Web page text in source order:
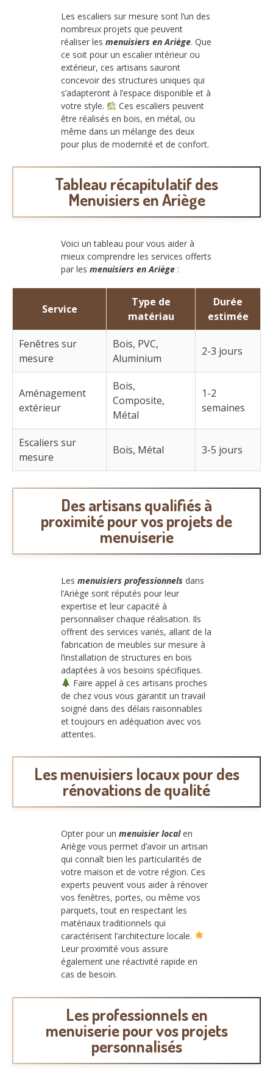
Les escaliers sur mesure sont l’un des
nombreux projets que peuvent
réaliser les menuisiers en Ariège. Que
ce soit pour un escalier intérieur ou
extérieur, ces artisans sauront
concevoir des structures uniques qui
s’adapteront à l’espace disponible et à
votre style.
Ces escaliers peuvent
être réalisés en bois, en métal, ou
même dans un mélange des deux
pour plus de modernité et de confort.
Tableau récapitulatif des
Menuisiers en Ariège
Voici un tableau pour vous aider à
mieux comprendre les services offerts
par les menuisiers en Ariège :
Service
Type de
matériau
Durée
estimée
Fenêtres sur
mesure
Bois, PVC,
Aluminium
2-3 jours
Aménagement
extérieur
Bois,
Composite,
Métal
1-2
semaines
Escaliers sur
mesure
Bois, Métal 3-5 jours
Des artisans qualifiés à
proximité pour vos projets de
menuiserie
Les menuisiers professionnels dans
l’Ariège sont réputés pour leur
expertise et leur capacité à
personnaliser chaque réalisation. Ils
offrent des services variés, allant de la
fabrication de meubles sur mesure à
l’installation de structures en bois
adaptées à vos besoins spécifiques.
Faire appel à ces artisans proches
de chez vous vous garantit un travail
soigné dans des délais raisonnables
et toujours en adéquation avec vos
attentes.
Les menuisiers locaux pour des
rénovations de qualité
Opter pour un menuisier localen
Ariège vous permet d’avoir un artisan
qui connaît bien les particularités de
votre maison et de votre région. Ces
experts peuvent vous aider à rénover
vos fenêtres, portes, ou même vos
parquets, tout en respectant les
matériaux traditionnels qui
caractérisent l’architecture locale.
Leur proximité vous assure
également une réactivité rapide en
cas de besoin.
Les professionnels en
menuiserie pour vos projets
personnalisés